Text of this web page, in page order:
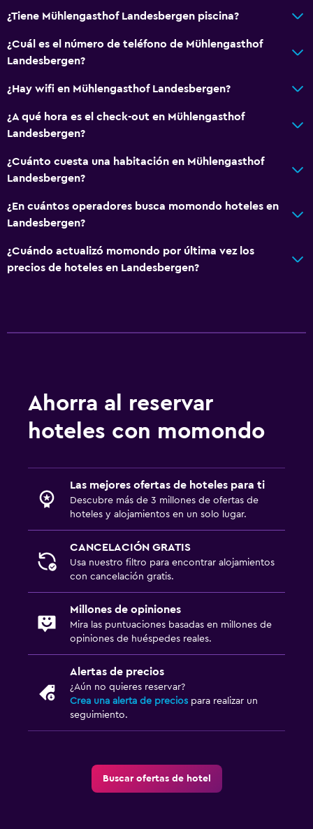
¿Tiene Mühlengasthof Landesbergen piscina?
¿Cuál es el número de teléfono de Mühlengasthof
Landesbergen?
¿Hay wifi en Mühlengasthof Landesbergen?
¿A qué hora es el check-out en Mühlengasthof
Landesbergen?
¿Cuánto cuesta una habitación en Mühlengasthof
Landesbergen?
¿En cuántos operadores busca momondo hoteles en
Landesbergen?
¿Cuándo actualizó momondo por última vez los
precios de hoteles en Landesbergen?
Ahorra al reservar
hoteles con momondo
Las mejores ofertas de hoteles para ti
Descubre más de 3 millones de ofertas de
hoteles y alojamientos en un solo lugar.
CANCELACIÓN GRATIS
Usa nuestro filtro para encontrar alojamientos
con cancelación gratis.
Millones de opiniones
Mira las puntuaciones basadas en millones de
opiniones de huéspedes reales.
Alertas de precios
¿Aún no quieres reservar?
Crea una alerta de precios para realizar un
seguimiento.
Buscar ofertas de hotel